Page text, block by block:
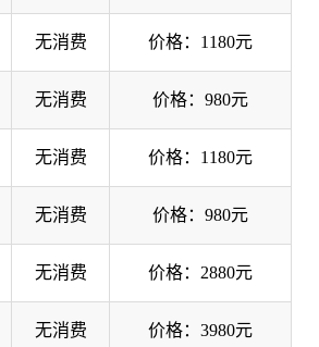
无消费 价格：1180元
无消费 价格：980元
无消费 价格：1180元
无消费 价格：980元
无消费 价格：2880元
无消费 价格：3980元